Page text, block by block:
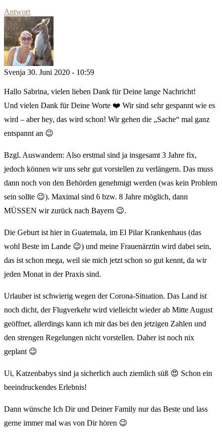
Antwort
Svenja 30. Juni 2020 - 10:59
Hallo Sabrina, vielen lieben Dank für Deine lange Nachricht!
Und vielen Dank für Deine Worte ❤️ Wir sind sehr gespannt wie es
wird – aber hey, das wird schon! Wir gehen die „Sache“ mal ganz
entspannt an 😉
Bzgl. Auswandern: Also erstmal sind ja insgesamt 3 Jahre fix,
jedoch können wir uns sehr gut vorstellen zu verlängern. Das muss
dann noch von den Behörden genehmigt werden (was kein Problem
sein sollte 😉). Maximal sind 6 bzw. 8 Jahre möglich, dann
MÜSSEN wir zurück nach Bayern 😉.
Die Geburt ist hier in Guatemala, im El Pilar Krankenhaus (das
wohl Beste im Lande 😉) und meine Frauenärztin wird dabei sein,
das ist schon mega, weil sie mich jetzt schon so gut kennt, da wir
jeden Monat in der Praxis sind.
Urlauber ist schwierig wegen der Corona-Situation. Das Land ist
noch dicht, der Flugverkehr wird vielleicht wieder ab Mitte August
geöffnet, allerdings kann ich mir das bei den jetzigen Zahlen und
den strengen Regelungen nicht vorstellen. Daher ist noch nix
geplant 😉
Ui, Katzenbabys sind ja sicherlich auch ziemlich süß 😍 Schon ein
beeindruckendes Erlebnis!
Dann wünsche Ich Dir und Deiner Family nur das Beste und lass
gerne immer mal was von Dir hören 😉